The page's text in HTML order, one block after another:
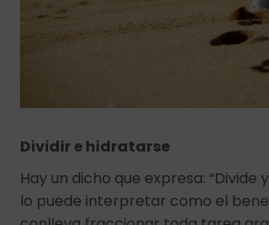
Dividir e hidratarse
Hay un dicho que expresa: “Divide
lo puede interpretar como el